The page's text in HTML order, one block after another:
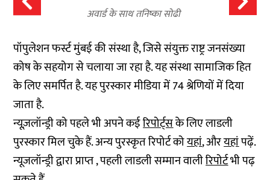
अवार्ड के साथ तनिष्का सोढी
पॉपुलेशन फर्स्ट मुंबई की संस्था है, जिसे संयुक्त राष्ट्र जनसंख्या
कोष के सहयोग से चलाया जा रहा है. यह संस्था सामाजिक हित
के लिए समर्पित है. यह पुरस्कार मीडिया में 74 श्रेणियों में दिया
जाता है.
न्यूज़लॉन्ड्री को पहले भी अपने कईरिपोर्ट्सके लिए लाडली
पुरस्कार मिल चुके हैं. अन्य पुरस्कृत रिपोर्ट कोयहां, औरयहांपढ़ें.
न्यूजलॉन्ड्री द्वारा प्राप्त , पहली लाडली सम्मान वालीरिपोर्टभी पढ़